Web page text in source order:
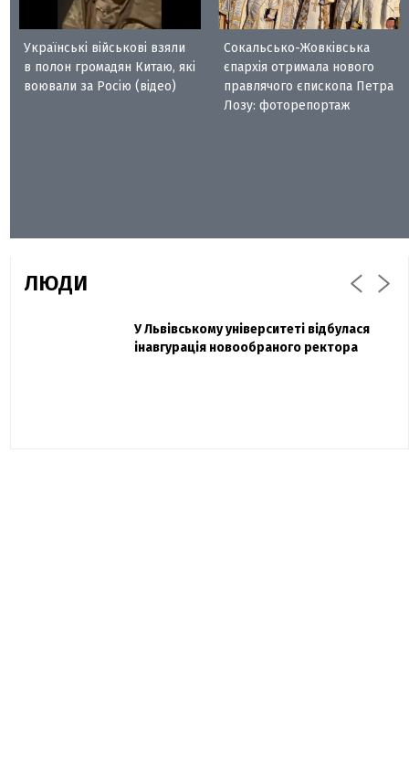
Українські військові взяли
в полон громадян Китаю, які
воювали за Росію (відео)
Сокальсько-Жовківська
єпархія отримала нового
правлячого єпископа Петра
Лозу: фоторепортаж
ЛЮДИ
Павло Дак
«Час не лікує, лише притуплює біль»:
Захисник "Азовсталі" Діанов вдруге
одружився та показав фото з весілля
У Львівському університеті відбулася
інавгурація новообраного ректора